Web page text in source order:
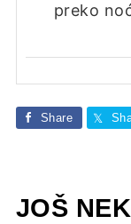
preko
Share
JOŠ